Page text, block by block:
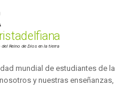
Reino de Dios en la tierra
mundial de estudiantes de la
y nuestras enseñanzas,